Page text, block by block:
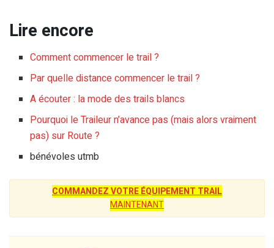
Lire encore
Comment commencer le trail ?
Par quelle distance commencer le trail ?
A écouter : la mode des trails blancs
Pourquoi le Traileur n’avance pas (mais alors vraiment
pas) sur Route ?
bénévoles utmb
COMMANDEZ VOTRE ÉQUIPEMENT TRAIL
MAINTENANT